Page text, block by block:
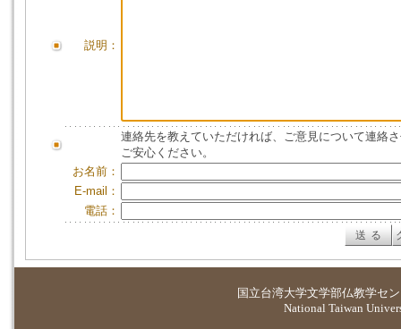
説明：
連絡先を教えていただければ、ご意見について連絡
ご安心ください。
お名前：
E-mail：
電話：
国立台湾大学文学部仏教学セ
National Taiwan